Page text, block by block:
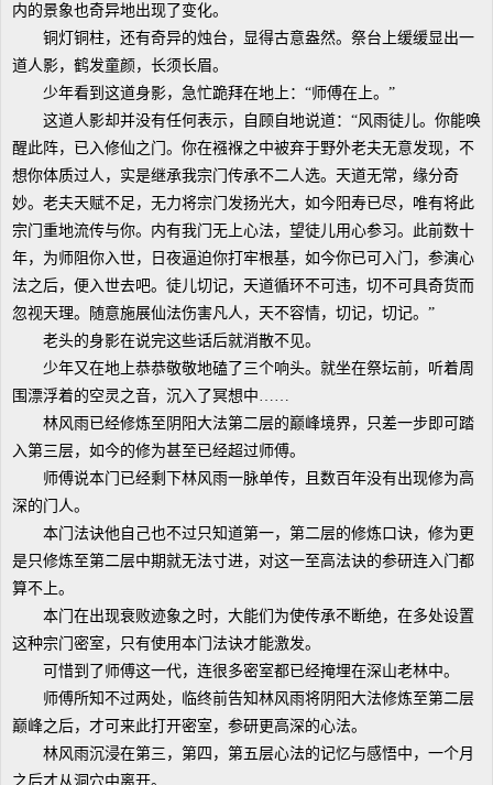
内的景象也奇异地出现了变化。
铜灯铜柱，还有奇异的烛台，显得古意盎然。祭台上缓缓显出一
道人影，鹤发童颜，长须长眉。
少年看到这道身影，急忙跪拜在地上：“师傅在上。”
这道人影却并没有任何表示，自顾自地说道：“风雨徒儿。你能唤
醒此阵，已入修仙之门。你在襁褓之中被弃于野外老夫无意发现，不
想你体质过人，实是继承我宗门传承不二人选。天道无常，缘分奇
妙。老夫天赋不足，无力将宗门发扬光大，如今阳寿已尽，唯有将此
宗门重地流传与你。内有我门无上心法，望徒儿用心参习。此前数十
年，为师阻你入世，日夜逼迫你打牢根基，如今你已可入门，参演心
法之后，便入世去吧。徒儿切记，天道循环不可违，切不可具奇货而
忽视天理。随意施展仙法伤害凡人，天不容情，切记，切记。”
老头的身影在说完这些话后就消散不见。
少年又在地上恭恭敬敬地磕了三个响头。就坐在祭坛前，听着周
围漂浮着的空灵之音，沉入了冥想中……
林风雨已经修炼至阴阳大法第二层的巅峰境界，只差一步即可踏
入第三层，如今的修为甚至已经超过师傅。
师傅说本门已经剩下林风雨一脉单传，且数百年没有出现修为高
深的门人。
本门法诀他自己也不过只知道第一，第二层的修炼口诀，修为更
是只修炼至第二层中期就无法寸进，对这一至高法诀的参研连入门都
算不上。
本门在出现衰败迹象之时，大能们为使传承不断绝，在多处设置
这种宗门密室，只有使用本门法诀才能激发。
可惜到了师傅这一代，连很多密室都已经掩埋在深山老林中。
师傅所知不过两处，临终前告知林风雨将阴阳大法修炼至第二层
巅峰之后，才可来此打开密室，参研更高深的心法。
林风雨沉浸在第三，第四，第五层心法的记忆与感悟中，一个月
之后才从洞穴中离开。